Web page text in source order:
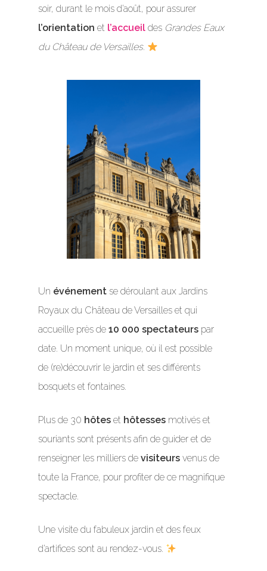
soir, durant le mois d’août, pour assurer
l’orientation et l’accueil des Grandes Eaux
du Château de Versailles.
Un événement se déroulant aux Jardins
Royaux du Château de Versailles et qui
accueille près de 10 000 spectateurs par
date. Un moment unique, où il est possible
de (re)découvrir le jardin et ses différents
bosquets et fontaines.
Plus de 30 hôtes et hôtesses motivés et
souriants sont présents afin de guider et de
renseigner les milliers de visiteurs venus de
toute la France, pour profiter de ce magnifique
spectacle.
Une visite du fabuleux jardin et des feux
d’artifices sont au rendez-vous.